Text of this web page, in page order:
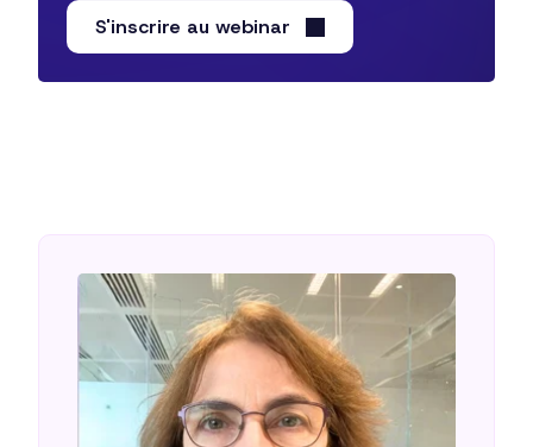
S'inscrire au webinar